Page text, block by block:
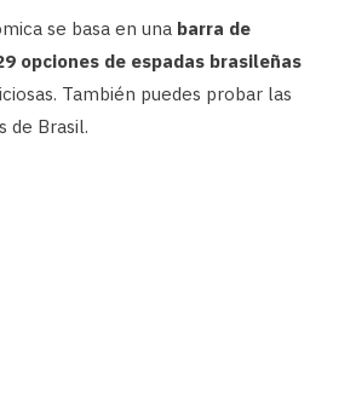
se basa en una barra de
opciones de espadas brasileñas
También puedes probar las
de Brasil.